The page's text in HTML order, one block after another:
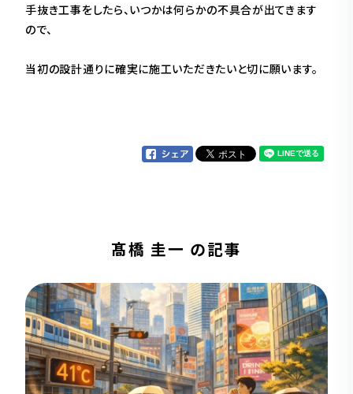
手抜き工事をしたら、いつかは何らかの不具合が出てきます
ので、
当初の設計通りに確実に施工いただきたいと切に願います。
髙橋 圭一 の記事